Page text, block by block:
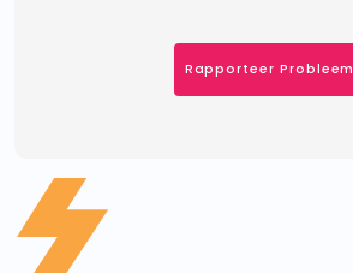
Rapporteer Probleem